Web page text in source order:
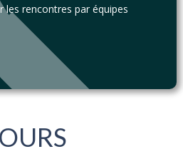
les rencontres par équipes